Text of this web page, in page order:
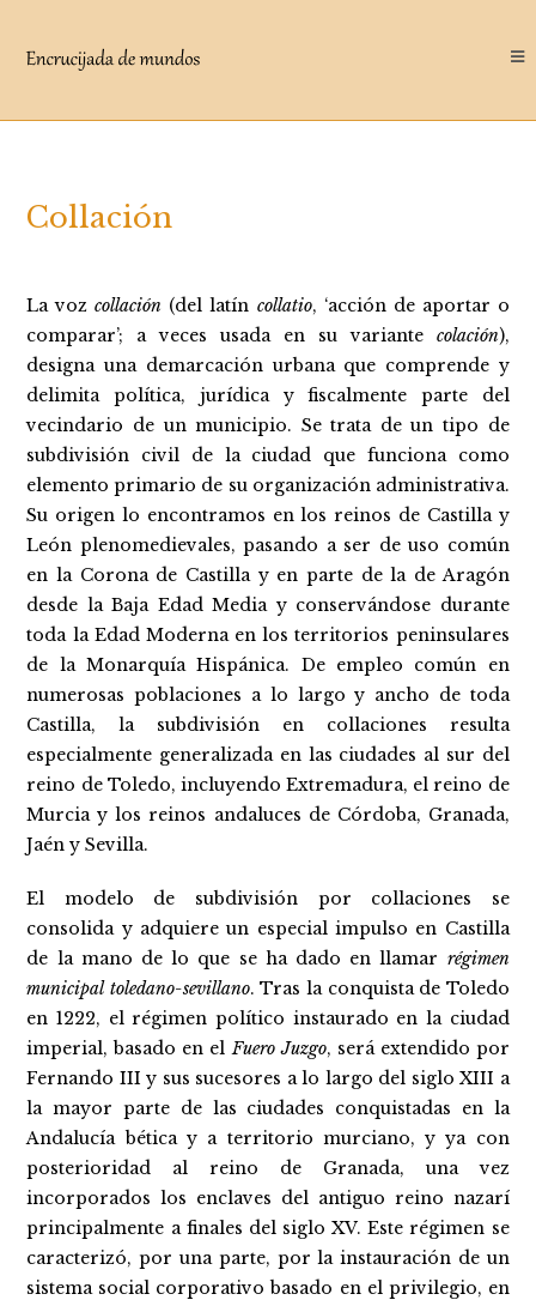
contenido
Collación
La vozcollación (del latín collatio, ‘acción de aportar o
comparar’; a veces usada en su variante colación),
designa una demarcación urbana que comprende y
delimita política, jurídica y fiscalmente parte del
vecindario de un municipio. Se trata de un tipo de
subdivisión civil de la ciudad que funciona como
elemento primario de su organización administrativa.
Su origen lo encontramos en los reinos de Castilla y
León plenomedievales, pasando a ser de uso común
en la Corona de Castilla y en parte de la de Aragón
desde la Baja Edad Media y conservándose durante
toda la Edad Moderna en los territorios peninsulares
de la Monarquía Hispánica. De empleo común en
numerosas poblaciones a lo largo y ancho de toda
Castilla, la subdivisión en collaciones resulta
especialmente generalizada en las ciudades al sur del
reino de Toledo, incluyendo Extremadura, el reino de
Murcia y los reinos andaluces de Córdoba, Granada,
Jaén y Sevilla.
El modelo de subdivisión por collaciones se
consolida y adquiere un especial impulso en Castilla
de la mano de lo que se ha dado en llamar régimen
municipal toledano-sevillano. Tras la conquista de Toledo
en 1222, el régimen político instaurado en la ciudad
imperial, basado en elFuero Juzgo, será extendido por
Fernando III y sus sucesores a lo largo del siglo XIII a
la mayor parte de las ciudades conquistadas en la
Andalucía bética y a territorio murciano, y ya con
posterioridad al reino de Granada, una vez
incorporados los enclaves del antiguo reino nazarí
principalmente a finales del siglo XV. Este régimen se
caracterizó, por una parte, por la instauración de un
sistema social corporativo basado en el privilegio, en